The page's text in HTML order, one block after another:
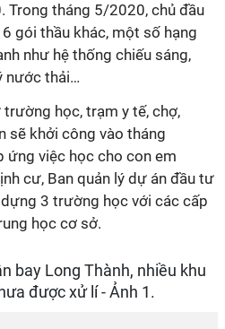
Trong tháng 5/2020, chủ đầu
gói thầu khác, một số hạng
như hệ thống chiếu sáng,
nước thải…
học, trạm y tế, chợ,
sẽ khởi công vào tháng
ứng việc học cho con em
cư, Ban quản lý dự án đầu tư
3 trường học với các cấp
học cơ sở.